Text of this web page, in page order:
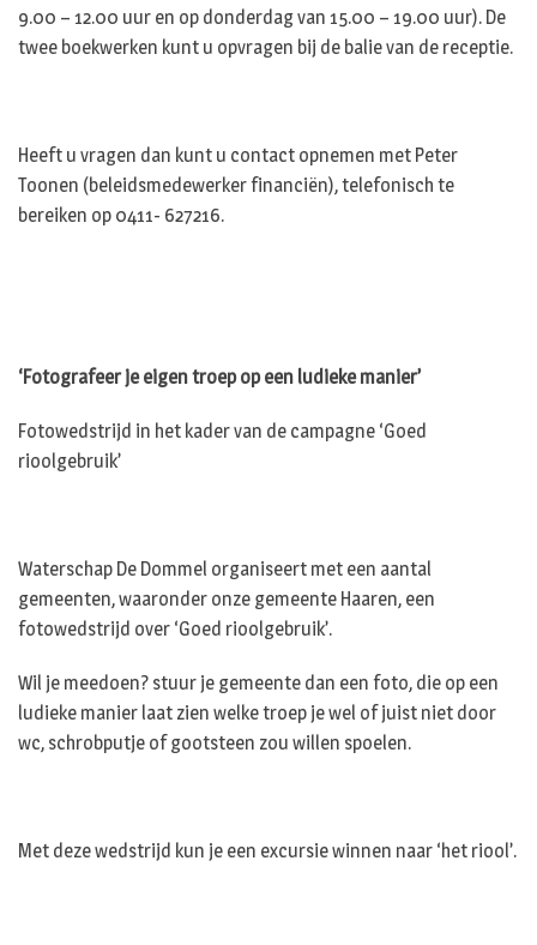
9.00 – 12.00 uur en op donderdag van 15.00 – 19.00 uur). De
twee boekwerken kunt u opvragen bij de balie van de receptie.
Heeft u vragen dan kunt u contact opnemen met Peter
Toonen (beleidsmedewerker financiën), telefonisch te
bereiken op 0411- 627216.
‘Fotografeer je eigen troep op een ludieke manier’
Fotowedstrijd in het kader van de campagne ‘Goed
rioolgebruik’
Waterschap De Dommel organiseert met een aantal
gemeenten, waaronder onze gemeente Haaren, een
fotowedstrijd over ‘Goed rioolgebruik’.
Wil je meedoen? stuur je gemeente dan een foto, die op een
ludieke manier laat zien welke troep je wel of juist niet door
wc, schrobputje of gootsteen zou willen spoelen.
Met deze wedstrijd kun je een excursie winnen naar ‘het riool’.